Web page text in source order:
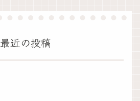
最近の投稿